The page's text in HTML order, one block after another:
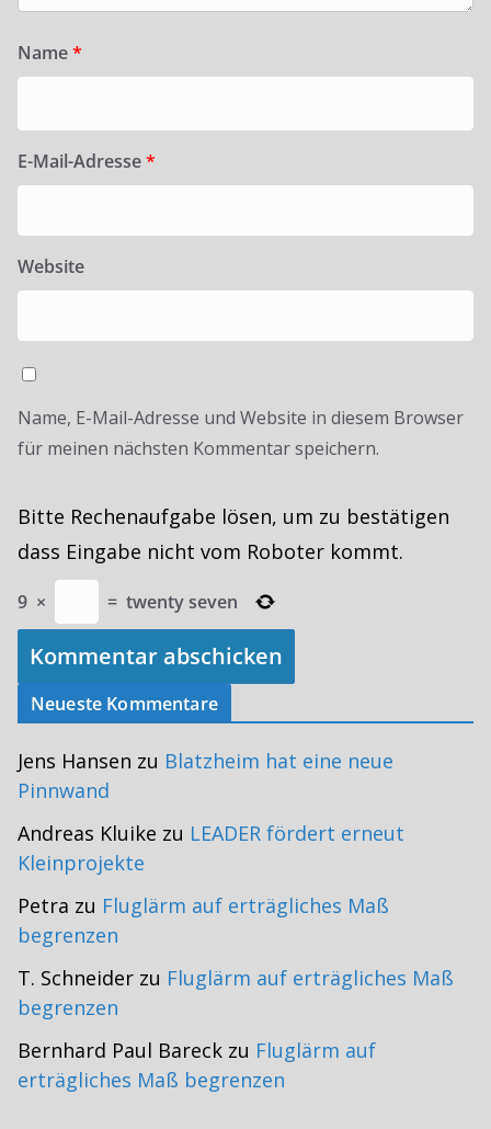
Name*
E-Mail-Adresse*
Website
Name, E-Mail-Adresse und Website in diesem Browser
für meinen nächsten Kommentar speichern.
Bitte Rechenaufgabe lösen, um zu bestätigen
dass Eingabe nicht vom Roboter kommt.
9 × = twenty seven
Neueste Kommentare
Jens Hansen zu Blatzheim hat eine neue
Pinnwand
Andreas Kluike zu LEADER fördert erneut
Kleinprojekte
Petra zu Fluglärm auf erträgliches Maß
begrenzen
T. Schneider zu Fluglärm auf erträgliches Maß
begrenzen
Bernhard Paul Bareck zu Fluglärm auf
erträgliches Maß begrenzen